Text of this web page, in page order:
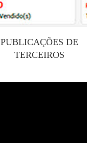
PUBLICAÇÕES DE
TERCEIROS